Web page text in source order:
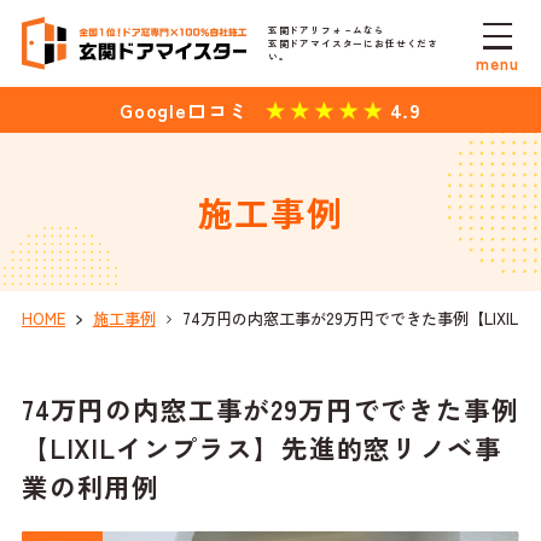
玄関ドアリフォ－ムなら
玄関ドアマイスターにお任せくださ
い。
Google口コミ 4.9
menu
施工事例
HOME 施工事例 74万円の内窓工事が29万円でできた事例【LIXIL
74万円の内窓工事が29万円でできた事例
【LIXILインプラス】先進的窓リノベ事
業の利用例